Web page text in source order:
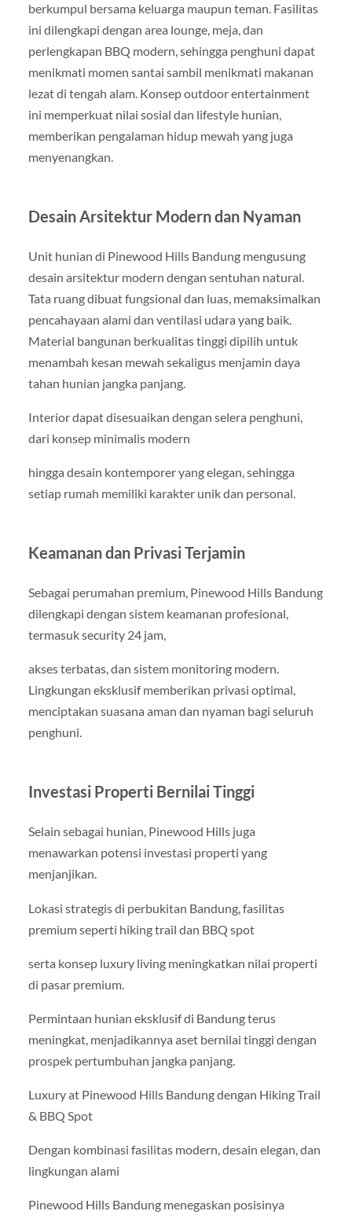
berkumpul bersama keluarga maupun teman. Fasilitas
ini dilengkapi dengan area lounge, meja, dan
perlengkapan BBQ modern, sehingga penghuni dapat
menikmati momen santai sambil menikmati makanan
lezat di tengah alam. Konsep outdoor entertainment
ini memperkuat nilai sosial dan lifestyle hunian,
memberikan pengalaman hidup mewah yang juga
menyenangkan.
Desain Arsitektur Modern dan Nyaman
Unit hunian di Pinewood Hills Bandung mengusung
desain arsitektur modern dengan sentuhan natural.
Tata ruang dibuat fungsional dan luas, memaksimalkan
pencahayaan alami dan ventilasi udara yang baik.
Material bangunan berkualitas tinggi dipilih untuk
menambah kesan mewah sekaligus menjamin daya
tahan hunian jangka panjang.
Interior dapat disesuaikan dengan selera penghuni,
dari konsep minimalis modern
hingga desain kontemporer yang elegan, sehingga
setiap rumah memiliki karakter unik dan personal.
Keamanan dan Privasi Terjamin
Sebagai perumahan premium, Pinewood Hills Bandung
dilengkapi dengan sistem keamanan profesional,
termasuk security 24 jam,
akses terbatas, dan sistem monitoring modern.
Lingkungan eksklusif memberikan privasi optimal,
menciptakan suasana aman dan nyaman bagi seluruh
penghuni.
Investasi Properti Bernilai Tinggi
Selain sebagai hunian, Pinewood Hills juga
menawarkan potensi investasi properti yang
menjanjikan.
Lokasi strategis di perbukitan Bandung, fasilitas
premium seperti hiking trail dan BBQ spot
serta konsep luxury living meningkatkan nilai properti
di pasar premium.
Permintaan hunian eksklusif di Bandung terus
meningkat, menjadikannya aset bernilai tinggi dengan
prospek pertumbuhan jangka panjang.
Luxury at Pinewood Hills Bandung dengan Hiking Trail
& BBQ Spot
Dengan kombinasi fasilitas modern, desain elegan, dan
lingkungan alami
Pinewood Hills Bandung menegaskan posisinya